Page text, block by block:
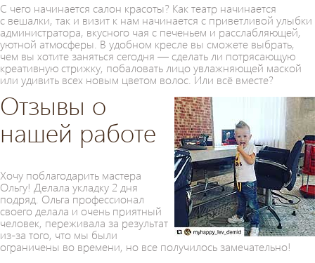
С чего начинается салон красоты? Как театр начинается
с вешалки, так и визит к нам начинается с приветливой улыбки
администратора, вкусного чая с печеньем и расслабляющей,
уютной атмосферы. В удобном кресле вы сможете выбрать,
чем вы хотите заняться сегодня — сделать ли потрясающую
креативную стрижку, побаловать лицо увлажняющей маской
или удивить всех новым цветом волос. Или всё вместе?
Отзывы о
нашей работе
Хочу поблагодарить мастера
Ольгу! Делала укладку 2 дня
подряд. Ольга профессионал
своего делала и очень приятный
человек, переживала за результат
из-за того, что мы были
ограничены во времени, но все получилось замечательно!